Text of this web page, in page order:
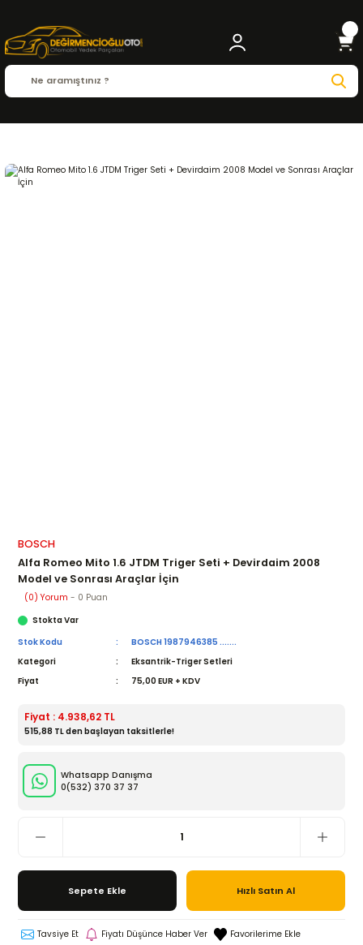
BOSCH
Alfa Romeo Mito 1.6 JTDM Triger Seti + Devirdaim 2008
Model ve Sonrası Araçlar İçin
(0) Yorum - 0 Puan
Stokta Var
Stok Kodu
BOSCH 1987946385 .......
Kategori
Eksantrik-Triger Setleri
Fiyat
75,00 EUR + KDV
Fiyat : 4.938,62 TL
515,88 TL den başlayan taksitlerle!
Whatsapp Danışma
0(532) 370 37 37
Sepete Ekle Hızlı Satın Al
Tavsiye Et Fiyatı Düşünce Haber Ver